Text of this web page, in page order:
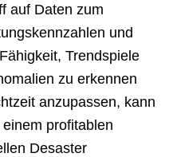
auf Daten zum
und
Trendspiele
zu erkennen
anzupassen, kann
profitablen
Desaster